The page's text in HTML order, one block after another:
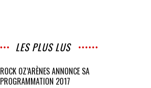
LES PLUS LUS
ROCK OZ’ARÈNES ANNONCE SA
PROGRAMMATION 2017